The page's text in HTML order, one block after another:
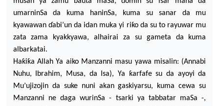
umarninSa da kuma haninSa, kuma su sanar da mu
kyawawan ɗabi’un da idan muka yi riƙo da su to rayuwar mu
zata zama kyakkyawa, alhairai za su gameta da kuma
albarkatai.
Haƙiƙa Allah Ya aiko Manzanni masu yawa misalin: (Annabi
Nuhu, Ibrahim, Musa, da Isa), Ya ƙarfafe su da ayoyi da
Mu’ujizojin da suke nuni akan gaskiyarsu, kuma cewa su
Manzanni ne daga wurinSa - tsarki ya tabbatar maSa -,